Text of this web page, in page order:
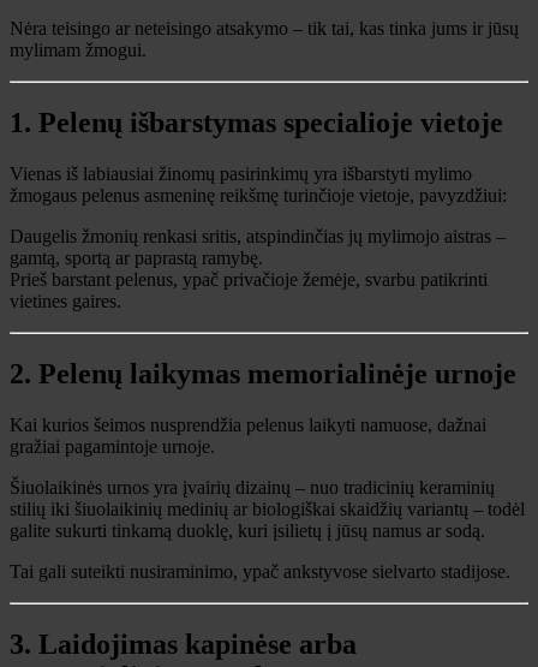
Nėra teisingo ar neteisingo atsakymo – tik tai, kas tinka jums ir jūsų
mylimam žmogui.
1. Pelenų išbarstymas specialioje vietoje
Vienas iš labiausiai žinomų pasirinkimų yra išbarstyti mylimo
žmogaus pelenus asmeninę reikšmę turinčioje vietoje, pavyzdžiui:
Daugelis žmonių renkasi sritis, atspindinčias jų mylimojo aistras –
gamtą, sportą ar paprastą ramybę.
Prieš barstant pelenus, ypač privačioje žemėje, svarbu patikrinti
vietines gaires.
2. Pelenų laikymas memorialinėje urnoje
Kai kurios šeimos nusprendžia pelenus laikyti namuose, dažnai
gražiai pagamintoje urnoje.
Šiuolaikinės urnos yra įvairių dizainų – nuo ​​tradicinių keraminių
stilių iki šiuolaikinių medinių ar biologiškai skaidžių variantų – todėl
galite sukurti tinkamą duoklę, kuri įsilietų į jūsų namus ar sodą.
Tai gali suteikti nusiraminimo, ypač ankstyvose sielvarto stadijose.
3. Laidojimas kapinėse arba